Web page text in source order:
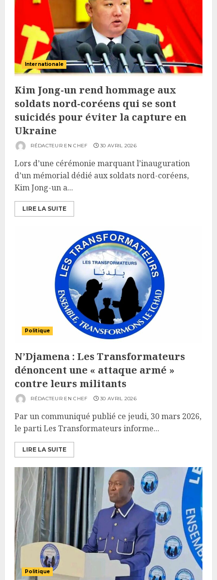
Internationale
Kim Jong-un rend hommage aux
soldats nord-coréens qui se sont
suicidés pour éviter la capture en
Ukraine
RÉDACTEUR EN CHEF 30 AVRIL 2026
Lors d’une cérémonie marquant l’inauguration
d’un mémorial dédié aux soldats nord-coréens,
Kim Jong-un a...
LIRE LA SUITE
Politique
N’Djamena : Les Transformateurs
dénoncent une « attaque armé »
contre leurs militants
RÉDACTEUR EN CHEF 30 AVRIL 2026
Par un communiqué publié ce jeudi, 30 mars 2026,
le parti Les Transformateurs informe...
LIRE LA SUITE
Politique